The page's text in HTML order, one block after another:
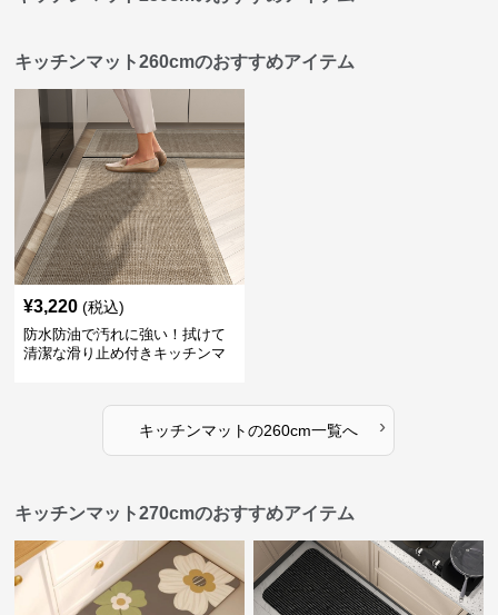
キッチンマット260cmのおすすめアイテム
¥3,220 (税込)
防水防油で汚れに強い！拭けて
清潔な滑り止め付きキッチンマ
キッチンマットの260cm一覧へ ›
キッチンマット270cmのおすすめアイテム